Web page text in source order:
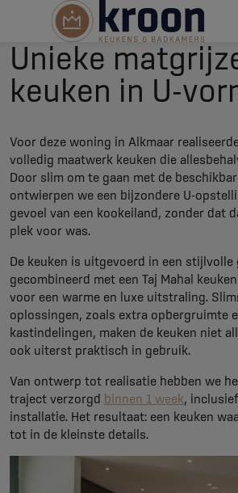
Unieke
keuken in U-
Voor deze woning in Alkmaar
volledig maatwerk keuken die
Door slim om te gaan met de
ontwierpen we een bijzondere U-
gevoel van een kookeiland, zonder dat
plek voor was.
De keuken is uitgevoerd in een stijlvolle
gecombineerd met een Taj Mahal
voor een warme en luxe uitstraling.
oplossingen, zoals extra opbergruimte
kastindelingen, maken de keuken niet
ook uiterst praktisch in gebruik.
Van ontwerp tot realisatie hebben we
traject verzorgd binnen 1 week,
installatie. Het resultaat: een keuken
tot in de kleinste details.